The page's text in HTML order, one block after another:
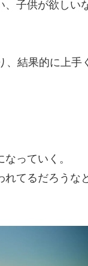
子供が欲しい
結果的に上手
っていく。
てるだろうな